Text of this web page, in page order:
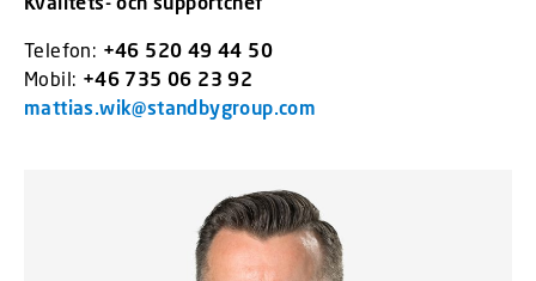
Telefon: +46 520 49 44 50
Mobil: +46 735 06 23 92
mattias.wik@standbygroup.com